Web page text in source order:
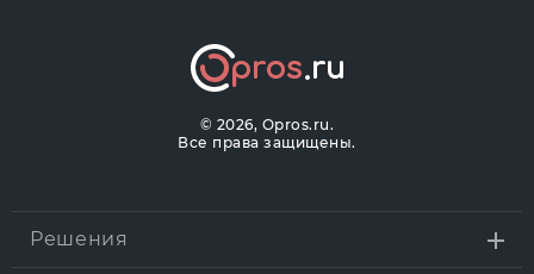
© 2026, Opros.ru.
Все права защищены.
Решения